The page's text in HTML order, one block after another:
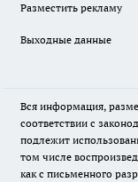
Разместить рекламу
Выходные данные
Вся информация,
соответствии с
подлежит
том числе
как с письменного